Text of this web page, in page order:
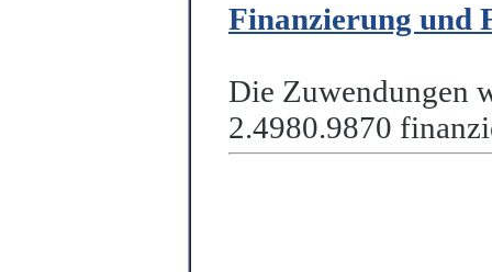
Finanzierung und
Die Zuwendungen
2.4980.9870